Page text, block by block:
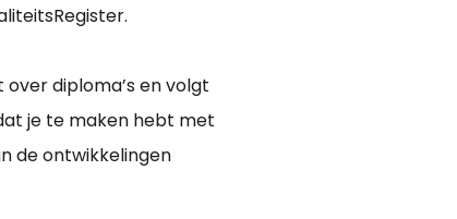
diploma’s en volgt
je te maken hebt met
de ontwikkelingen